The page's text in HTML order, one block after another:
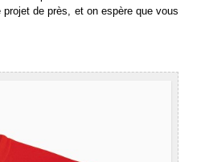
de près, et on espère que vous